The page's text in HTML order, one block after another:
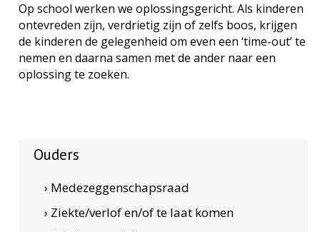
Op school werken we oplossingsgericht. Als kinderen
ontevreden zijn, verdrietig zijn of zelfs boos, krijgen
de kinderen de gelegenheid om even een ‘time-out’ te
nemen en daarna samen met de ander naar een
oplossing te zoeken.
Ouders
› Medezeggenschapsraad
› Ziekte/verlof en/of te laat komen